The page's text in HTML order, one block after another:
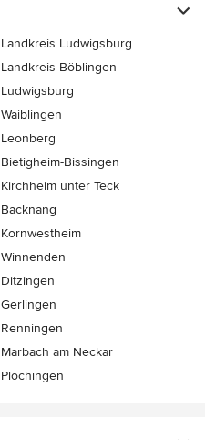
Landkreis Ludwigsburg
Landkreis Böblingen
Ludwigsburg
Waiblingen
Leonberg
Bietigheim-Bissingen
Kirchheim unter Teck
Backnang
Kornwestheim
Winnenden
Ditzingen
Gerlingen
Renningen
Marbach am Neckar
Plochingen